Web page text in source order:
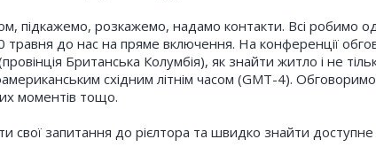
розкажемо, надамо контакти. Всі робимо
до нас на пряме включення. На конференції
Британська Колумбія), як знайти житло і не
східним літнім часом (GMT-4).
моментів тощо.
свої запитання до рієлтора та швидко знайти